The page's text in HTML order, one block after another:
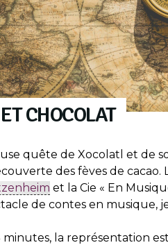
CHOCOLAT
quête de Xocolatl et de
des fèves de cacao.
et la Cie « En
de contes en musique,
minutes, la représentation